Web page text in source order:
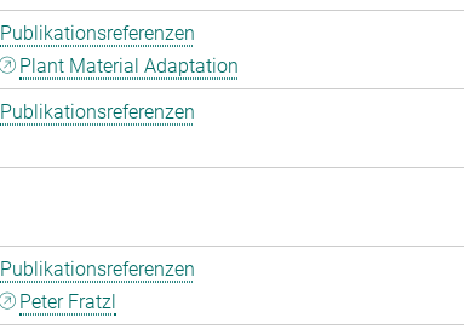
Publikationsreferenzen
Plant Material Adaptation
Publikationsreferenzen
Publikationsreferenzen
Peter Fratzl